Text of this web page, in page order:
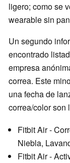
ligero; como se
wearable sin
Un segundo
encontrado
empresa
correa. Este
una fecha de
correa/color son
Fitbit Air -
Niebla,
Fitbit Air -